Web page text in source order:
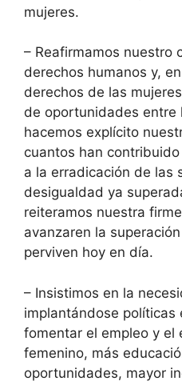
mujeres.
– Reafirmamos nuestro
derechos humanos y,
derechos de las
de oportunidades entre
hacemos explícito
cuantos han
a la erradicación de las
desigualdad ya
reiteramos nuestra
avanzaren la
perviven hoy en día.
– Insistimos en la
implantándose políticas
fomentar el empleo y el
femenino, más
oportunidades, mayor